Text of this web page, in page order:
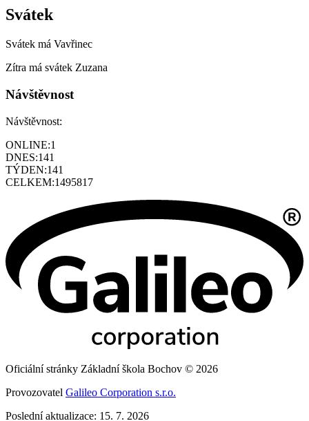
Svátek
Svátek má Vavřinec
Zítra má svátek Zuzana
Návštěvnost
Návštěvnost:
ONLINE:1
DNES:141
TÝDEN:141
CELKEM:1495817
Oficiální stránky Základní škola Bochov © 2026
Provozovatel Galileo Corporation s.r.o.
Poslední aktualizace: 15. 7. 2026